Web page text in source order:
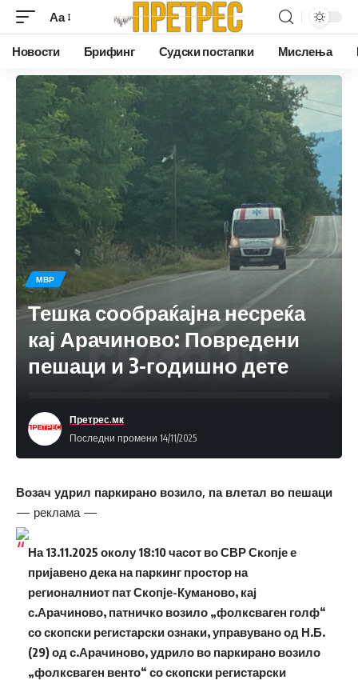
Аа
Новости Брифинг Судски постапки Мислења
МВР
Тешка сообраќајна несреќа
кај Арачиново: Повредени
пешаци и 3-годишно дете
Последни промени 14/11/2025
Претрес.мк
Возач удрил паркирано возило, па влетал во пешаци
— реклама —
На 13.11.2025 околу 18:10 часот во СВР Скопје е
пријавено дека на паркинг простор на
регионалниот пат Скопје-Куманово, кај
с.Арачиново, патничко возило „фолксваген голф“
со скопски регистарски ознаки, управувано од Н.Б.
(29) од с.Арачиново, удрило во паркирано возило
„фолксваген венто“ со скопски регистарски